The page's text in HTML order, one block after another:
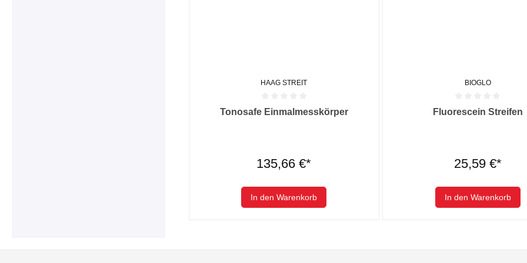
HAAG STREIT
Durchschnittliche Bewertung von 0 von 5 Sternen
Tonosafe Einmalmesskörper
135,66 €*
In den Warenkorb
BIOGLO
Durchschnittliche Bewertung
Fluorescein Streifen
25,59 €*
In den Warenkorb